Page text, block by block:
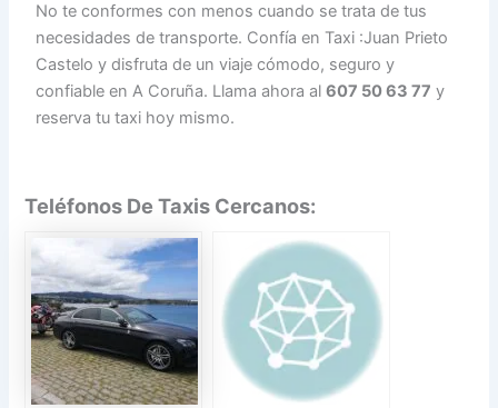
No te conformes con menos cuando se trata de tus
necesidades de transporte. Confía en Taxi :Juan Prieto
Castelo y disfruta de un viaje cómodo, seguro y
confiable en A Coruña. Llama ahora al607 50 63 77 y
reserva tu taxi hoy mismo.
Teléfonos De Taxis Cercanos: